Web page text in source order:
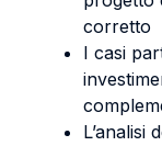
corretto
I casi
L’analisi